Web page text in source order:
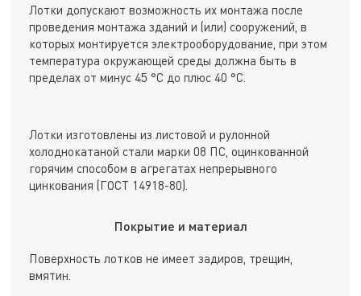
Лотки допускают возможность их монтажа после
проведения монтажа зданий и (или) сооружений, в
которых монтируется электрооборудование, при этом
температура окружающей среды должна быть в
пределах от минус 45 °С до плюс 40 °С.
Лотки изготовлены из листовой и рулонной
холоднокатаной стали марки 08 ПС, оцинкованной
горячим способом в агрегатах непрерывного
цинкования (ГОСТ 14918-80).
Покрытие и материал
Поверхность лотков не имеет задиров, трещин,
вмятин.